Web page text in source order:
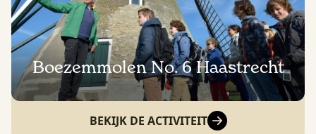
Boezemmolen No. 6 Haastrecht
BEKIJK DE ACTIVITEIT